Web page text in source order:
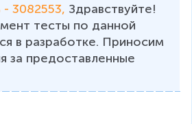
- 3082553, Здравствуйте!
тесты по данной
в разработке. Приносим
за предоставленные